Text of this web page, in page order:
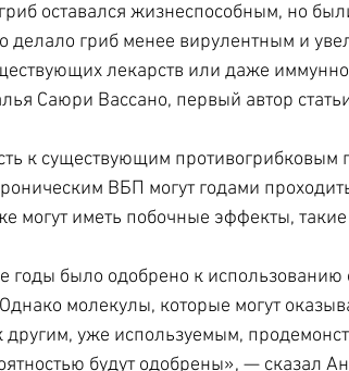
оставался жизнеспособным, но
делало гриб менее вирулентным и
лекарств или даже
Саюри Вассано, первый автор
к существующим противогрибковым
ВБП могут годами
могут иметь побочные эффекты,
годы было одобрено к
молекулы, которые могут
уже используемым,
будут одобрены», — сказал